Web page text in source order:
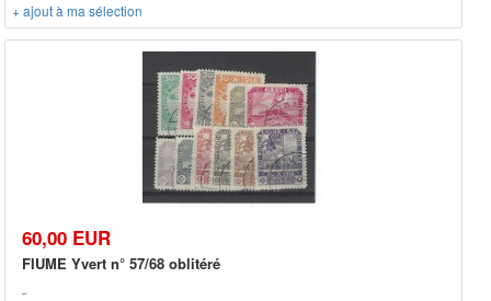
+ ajout à ma sélection
60,00 EUR
FIUME Yvert n° 57/68 oblitéré